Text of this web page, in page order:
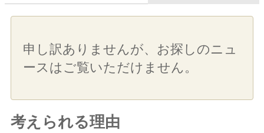
申し訳ありませんが、お探しのニュ
ースはご覧いただけません。
考えられる理由